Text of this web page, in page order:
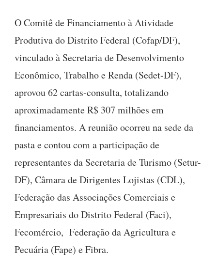
O Comitê de Financiamento à Atividade
Produtiva do Distrito Federal (Cofap/DF),
vinculado à Secretaria de Desenvolvimento
Econômico, Trabalho e Renda (Sedet-DF),
aprovou 62 cartas-consulta, totalizando
aproximadamente R$ 307 milhões em
financiamentos. A reunião ocorreu na sede da
pasta e contou com a participação de
representantes da Secretaria de Turismo (Setur-
DF), Câmara de Dirigentes Lojistas (CDL),
Federação das Associações Comerciais e
Empresariais do Distrito Federal (Faci),
Fecomércio, Federação da Agricultura e
Pecuária (Fape) e Fibra.